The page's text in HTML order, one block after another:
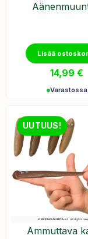
Lisää
14,99 €
Varastossa
UUTUUS!
Ammuttava